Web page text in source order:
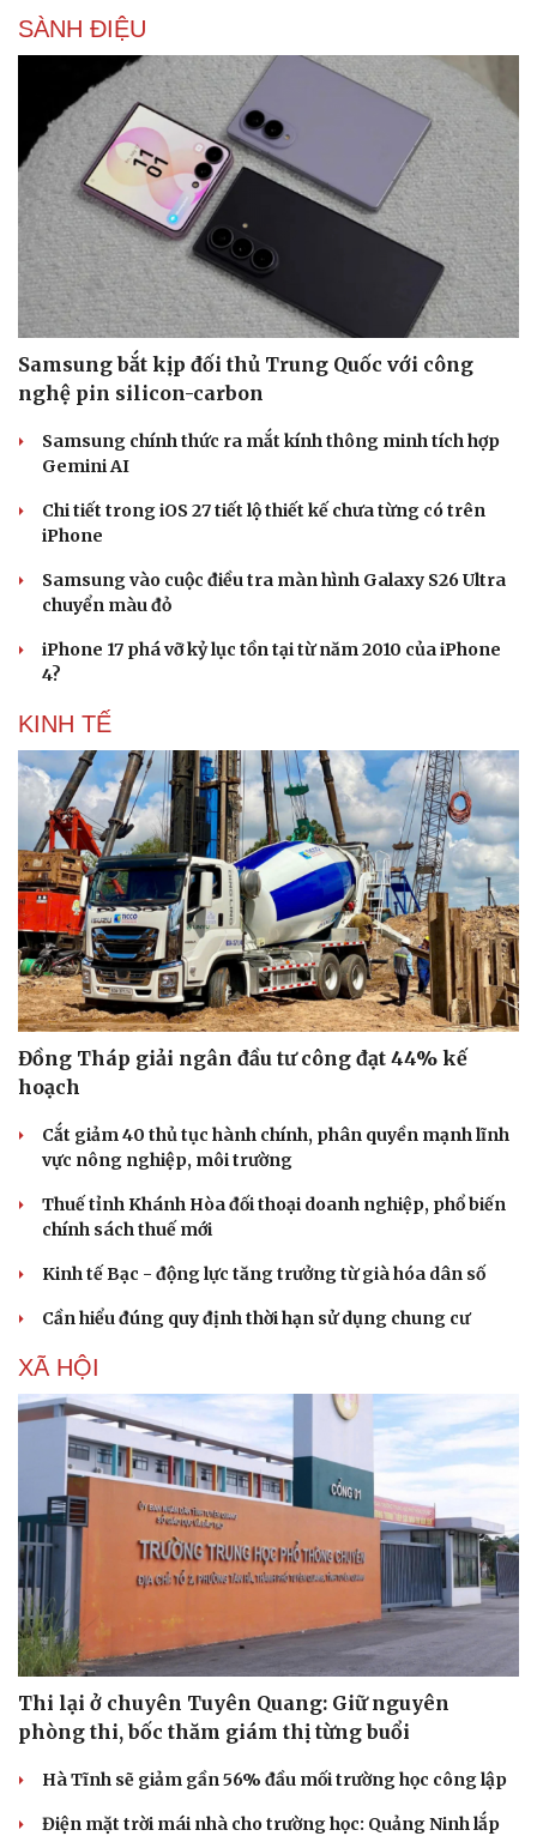
Doanh nghiệp
Thông tin doanh nghiệp
Doanh nghiệp 24h
Doanh nhân
Công nghệ
Tin Công nghệ
SÀNH ĐIỆU
Samsung bắt kịp đối thủ Trung Quốc với công
nghệ pin silicon-carbon
Samsung chính thức ra mắt kính thông minh tích hợp
Gemini AI
Chi tiết trong iOS 27 tiết lộ thiết kế chưa từng có trên
iPhone
Samsung vào cuộc điều tra màn hình Galaxy S26 Ultra
chuyển màu đỏ
iPhone 17 phá vỡ kỷ lục tồn tại từ năm 2010 của iPhone
4?
KINH TẾ
Đồng Tháp giải ngân đầu tư công đạt 44% kế
hoạch
Cắt giảm 40 thủ tục hành chính, phân quyền mạnh lĩnh
vực nông nghiệp, môi trường
Thuế tỉnh Khánh Hòa đối thoại doanh nghiệp, phổ biến
chính sách thuế mới
Kinh tế Bạc - động lực tăng trưởng từ già hóa dân số
Cần hiểu đúng quy định thời hạn sử dụng chung cư
XÃ HỘI
Thi lại ở chuyên Tuyên Quang: Giữ nguyên
phòng thi, bốc thăm giám thị từng buổi
Hà Tĩnh sẽ giảm gần 56% đầu mối trường học công lập
Điện mặt trời mái nhà cho trường học: Quảng Ninh lắp